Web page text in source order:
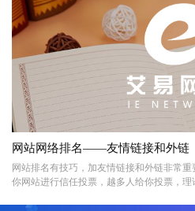
网站网络排名——友情链接和外链
网站排名有技巧，加友情链接和外链非常
你网站进行信任投票，越多人给你投票，